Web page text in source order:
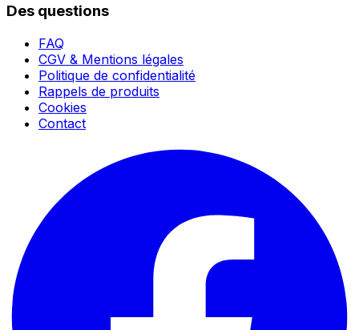
Des questions
FAQ
CGV & Mentions légales
Politique de confidentialité
Rappels de produits
Cookies
Contact